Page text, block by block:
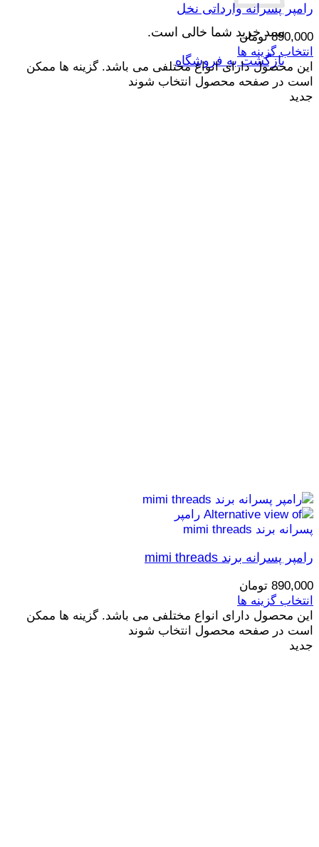
سبد خرید شما خالی است.
بازگشت به فروشگاه
رامپر پسرانه وارداتی نخل
890,000 تومان
انتخاب گزینه ها
این محصول دارای انواع مختلفی می باشد. گزینه ها ممکن
است در صفحه محصول انتخاب شوند
جدید
رامپر پسرانه برند mimi threads
890,000 تومان
انتخاب گزینه ها
این محصول دارای انواع مختلفی می باشد. گزینه ها ممکن
است در صفحه محصول انتخاب شوند
جدید